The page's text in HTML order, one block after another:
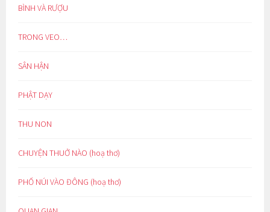
BÌNH VÀ RƯỢU
TRONG VEO…
SÂN HẬN
PHẬT DẠY
THU NON
CHUYỆN THUỞ NÀO (hoạ thơ)
PHỐ NÚI VÀO ĐÔNG (hoạ thơ)